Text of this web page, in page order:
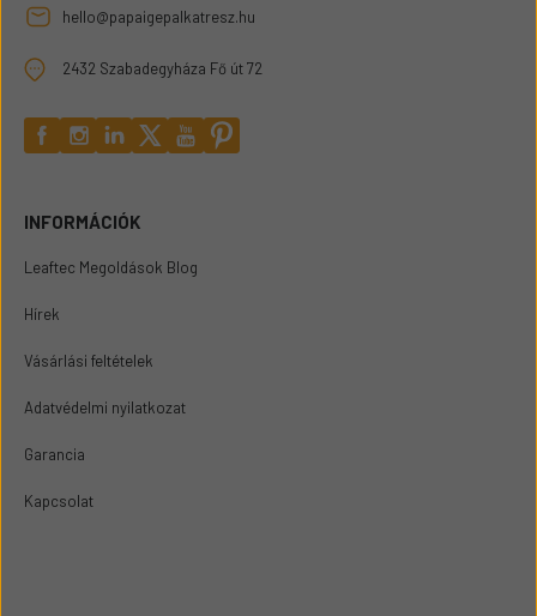
hello@papaigepalkatresz.hu
2432 Szabadegyháza Fő út 72
INFORMÁCIÓK
Leaftec Megoldások Blog
Hírek
Vásárlási feltételek
Adatvédelmi nyilatkozat
Garancia
Kapcsolat